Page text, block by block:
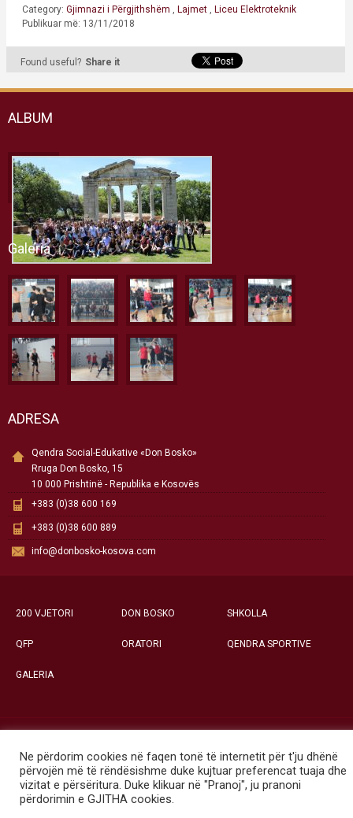
Category: Gjimnazi i Përgjithshëm Lajmet
Liceu Elektroteknik
Publikuar më: 13/11/2018
Found useful? Share it
ALBUM
Galeria
ADRESA
Qendra Social-Edukative «Don Bosko»
Rruga Don Bosko, 15
10 000 Prishtinë - Republika e Kosovës
+383 (0)38 600 169
+383 (0)38 600 889
info@donbosko-kosova.com
200 VJETORI DON BOSKO SHKOLLA
QFP ORATORI QENDRA SPORTIVE
GALERIA
Qendra Social-Edukative «Don Bosko» - Prishtinë
Ne përdorim cookies në faqen tonë të internetit për t'ju dhënë
përvojën më të rëndësishme duke kujtuar preferencat tuaja dhe
vizitat e përsëritura. Duke klikuar në "Pranoj", ju pranoni
përdorimin e GJITHA cookies.